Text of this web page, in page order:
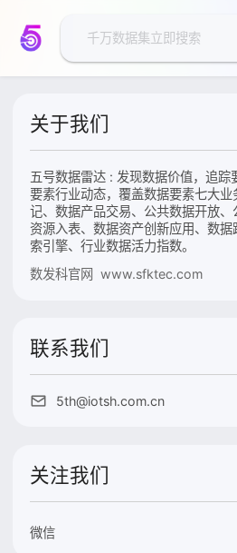
关于我们
五号数据雷达 : 发现数据价值，追踪
要素行业动态，覆盖数据要素七大
记、数据产品交易、公共数据开放
资源入表、数据资产创新应用、数
索引擎、行业数据活力指数。
数发科官网 www.sfktec.com
联系我们
5th@iotsh.com.cn
关注我们
微信